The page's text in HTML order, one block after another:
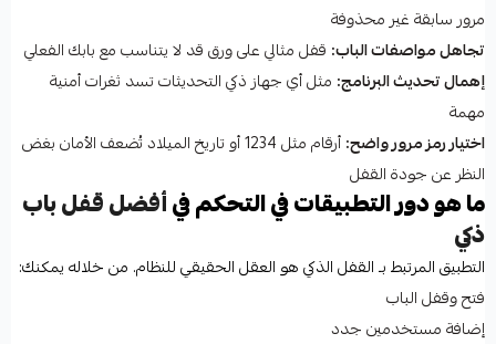
مرور سابقة غير محذوفة
تجاهل مواصفات الباب: قفل مثالي على ورق قد لا يتناسب مع بابك الفعلي
إهمال تحديث البرنامج: مثل أي جهاز ذكي التحديثات تسد ثغرات أمنية
مهمة
اختيار رمز مرور واضح:
أرقام مثل 1234 أو تاريخ الميلاد تُضعف الأمان بغض
النظر عن جودة القفل
ما هو دور التطبيقات في التحكم فيأفضل قفل باب
ذكي
التطبيق المرتبط بـ القفل الذكي هو العقل الحقيقي للنظام. من خلاله يمكنك:
فتح وقفل الباب
إضافة مستخدمين جدد